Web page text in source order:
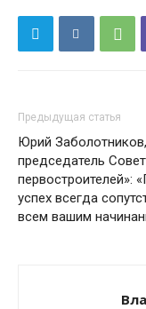
Предыдущая статья
Юрий Заболотников,
председатель
первостроителей»:
успех всегда
всем вашим